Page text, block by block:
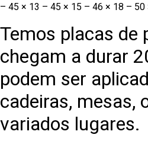
– 45 × 13 – 45 × 15 – 46 × 18 – 50
Temos placas de
chegam a durar
podem ser
cadeiras, mesas,
variados lugares.